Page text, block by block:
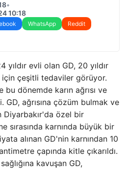
•
10:18
WhatsApp
Reddit
yıldır evli olan GD, 20 yıldır
çeşitli tedaviler görüyor.
dönemde karın ağrısı ve
ağrısına çözüm bulmak ve
özel bir
sırasında karnında büyük bir
alınan GD'nin karnından 10
çapında kitle çıkarıldı.
kavuşan GD,